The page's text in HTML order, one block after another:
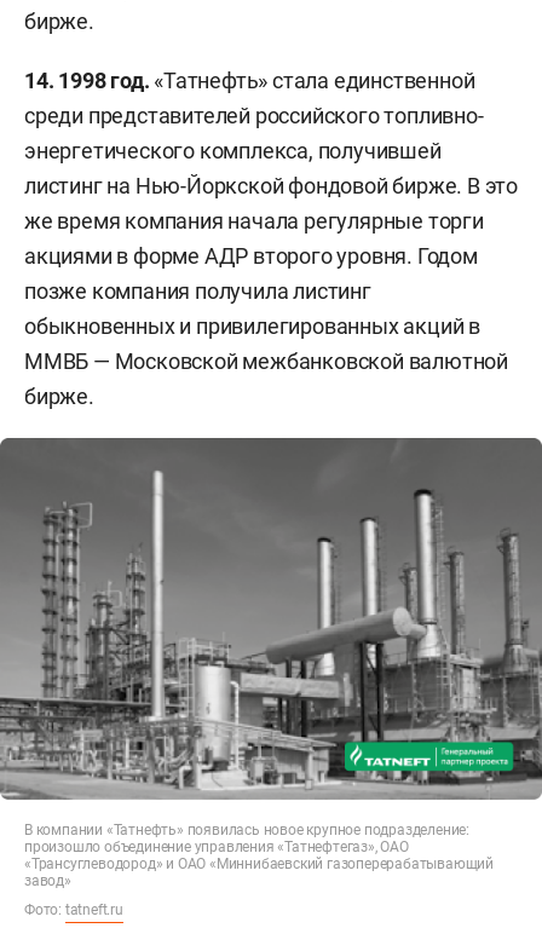
бирже.
14. 1998 год. «Татнефть» стала единственной
среди представителей российского топливно-
энергетического комплекса, получившей
листинг на Нью-Йоркской фондовой бирже. В это
же время компания начала регулярные торги
акциями в форме АДР второго уровня. Годом
позже компания получила листинг
обыкновенных и привилегированных акций в
ММВБ — Московской межбанковской валютной
бирже.
В компании «Татнефть» появилась новое крупное подразделение:
произошло объединение управления «Татнефтегаз», ОАО
«Трансуглеводород» и ОАО «Миннибаевский газоперерабатывающий
завод»
Фото: tatneft.ru